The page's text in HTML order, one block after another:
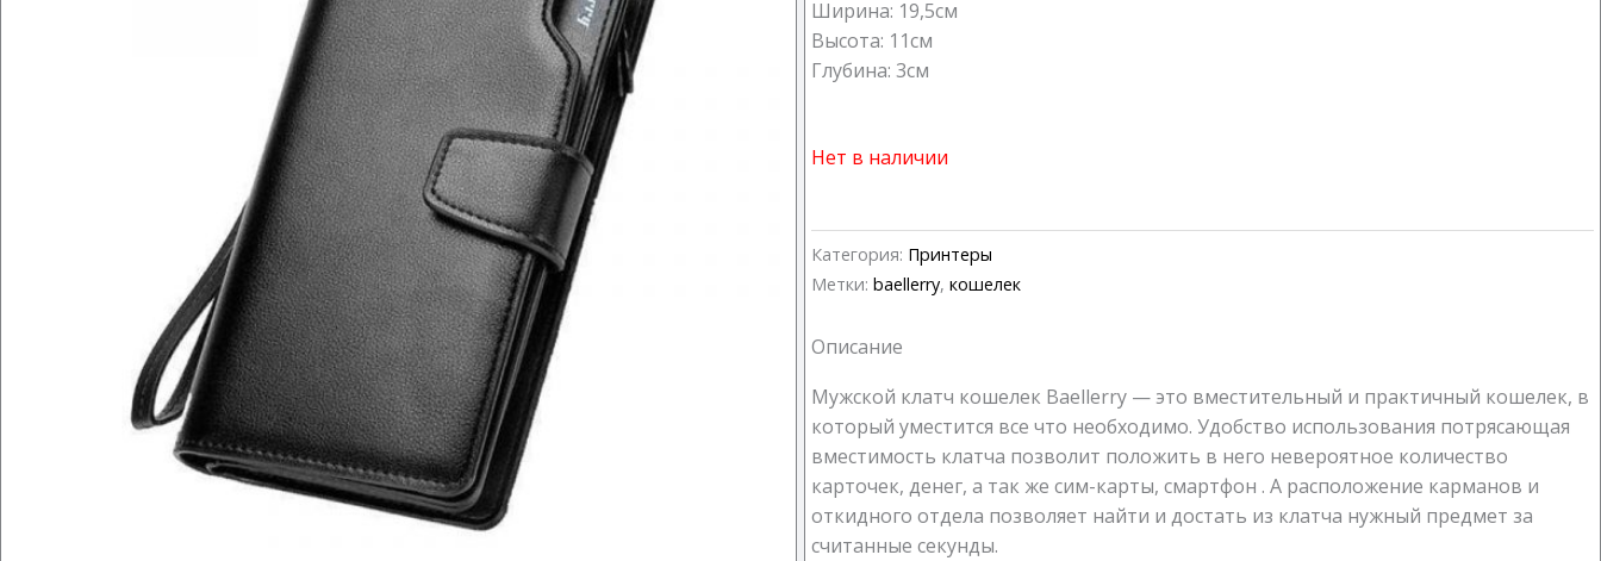
Ширина: 19,5см
Высота: 11см
Глубина: 3см
Нет в наличии
Категория: Принтеры
Метки: baellerry, кошелек
Описание
Мужской клатч кошелек Baellerry — это вместительный и практичный кошелек, в
который уместится все что необходимо. Удобство использования потрясающая
вместимость клатча позволит положить в него невероятное количество
карточек, денег, а так же сим-карты, смартфон . А расположение карманов и
откидного отдела позволяет найти и достать из клатча нужный предмет за
считанные секунды.